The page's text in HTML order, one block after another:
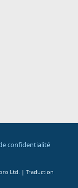
confidentialité
Ltd. | Traduction